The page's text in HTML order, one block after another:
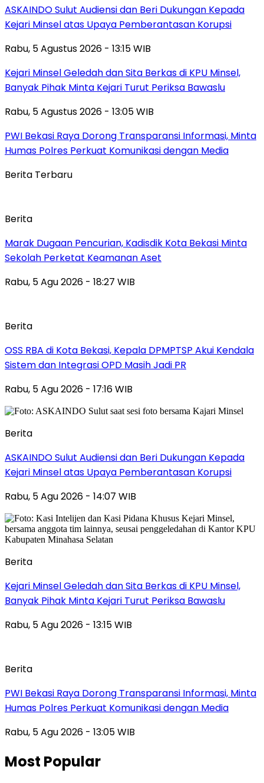
ASKAINDO Sulut Audiensi dan Beri Dukungan Kepada
Kejari Minsel atas Upaya Pemberantasan Korupsi
Rabu, 5 Agustus 2026 - 13:15 WIB
Kejari Minsel Geledah dan Sita Berkas di KPU Minsel,
Banyak Pihak Minta Kejari Turut Periksa Bawaslu
Rabu, 5 Agustus 2026 - 13:05 WIB
PWI Bekasi Raya Dorong Transparansi Informasi, Minta
Humas Polres Perkuat Komunikasi dengan Media
Berita Terbaru
Berita
‎Marak Dugaan Pencurian, Kadisdik Kota Bekasi Minta
Sekolah Perketat Keamanan Aset
Rabu, 5 Agu 2026 - 18:27 WIB
Berita
‎OSS RBA di Kota Bekasi, Kepala DPMPTSP Akui Kendala
Sistem dan Integrasi OPD Masih Jadi PR
Rabu, 5 Agu 2026 - 17:16 WIB
Berita
ASKAINDO Sulut Audiensi dan Beri Dukungan Kepada
Kejari Minsel atas Upaya Pemberantasan Korupsi
Rabu, 5 Agu 2026 - 14:07 WIB
Berita
Kejari Minsel Geledah dan Sita Berkas di KPU Minsel,
Banyak Pihak Minta Kejari Turut Periksa Bawaslu
Rabu, 5 Agu 2026 - 13:15 WIB
Berita
PWI Bekasi Raya Dorong Transparansi Informasi, Minta
Humas Polres Perkuat Komunikasi dengan Media
Rabu, 5 Agu 2026 - 13:05 WIB
Most Popular